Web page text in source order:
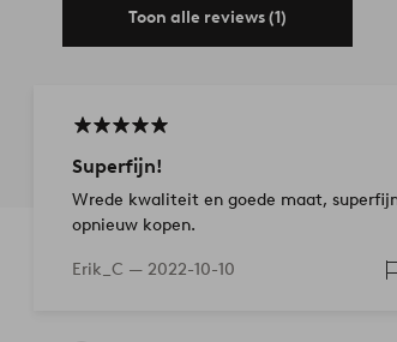
Toon alle reviews (1)
Superfijn!
Wrede kwaliteit en goede maat,
opnieuw kopen.
Erik_C — 2022-10-10